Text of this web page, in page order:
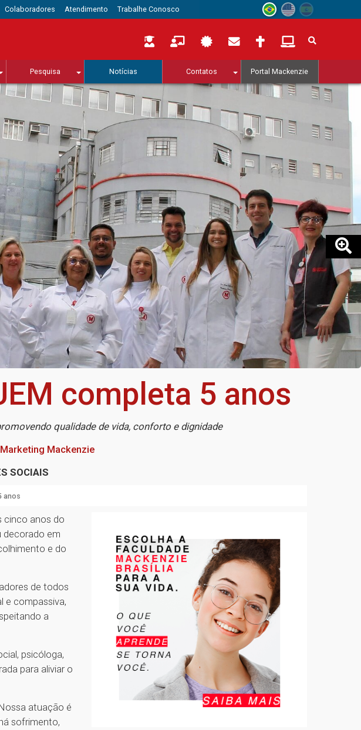
Colaboradores Atendimento Trabalhe Conosco
Pesquisa Notícias Contatos Portal Mackenzie
completa 5 anos
qualidade de vida, conforto e dignidade
Mackenzie
SOCIAIS
anos
cinco anos do
decorado em
e do
de todos
e compassiva,
a
psicóloga,
para aliviar o
atuação é
sofrimento,